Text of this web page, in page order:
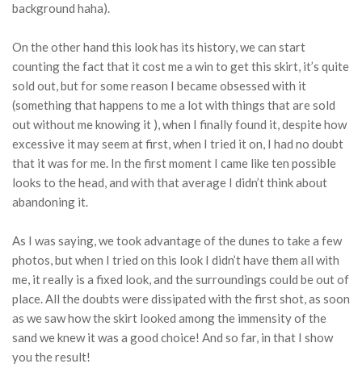
background haha).
On the other hand this look has its history, we can start
counting the fact that it cost me a win to get this skirt, it’s quite
sold out, but for some reason I became obsessed with it
(something that happens to me a lot with things that are sold
out without me knowing it ), when I finally found it, despite how
excessive it may seem at first, when I tried it on, I had no doubt
that it was for me. In the first moment I came like ten possible
looks to the head, and with that average I didn’t think about
abandoning it.
As I was saying, we took advantage of the dunes to take a few
photos, but when I tried on this look I didn’t have them all with
me, it really is a fixed look, and the surroundings could be out of
place. All the doubts were dissipated with the first shot, as soon
as we saw how the skirt looked among the immensity of the
sand we knew it was a good choice! And so far, in that I show
you the result!